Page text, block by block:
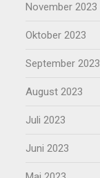
November 2023
Oktober 2023
September 2023
August 2023
Juli 2023
Juni 2023